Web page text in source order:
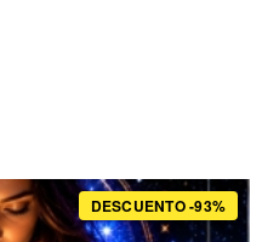
DESCUENTO -93%